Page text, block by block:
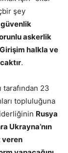
şey
güvenlik
askerlik
Girişim halkla ve
.
tarafından 23
topluluğuna
Rusya
Ukrayna’nın
veren